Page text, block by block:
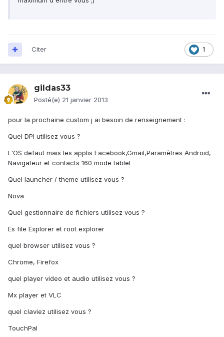
1
Citer
gildas33
Posté(e) 21 janvier 2013
pour la prochaine custom j ai besoin de renseignement :
Quel DPI utilisez vous ?
L'OS defaut mais les applis Facebook,Gmail,Paramètres Android,
Navigateur et contacts 160 mode tablet
Quel launcher / theme utilisez vous ?
Nova
Quel gestionnaire de fichiers utilisez vous ?
Es file Explorer et root explorer
quel browser utilisez vous ?
Chrome, Firefox
quel player video et audio utilisez vous ?
Mx player et VLC
quel claviez utilisez vous ?
TouchPal